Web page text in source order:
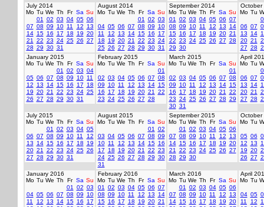
July 2014
Mo Tu We Th Fr Sa Su
01
02 03 04 05 06
07 08 09 10 11 12
13
14 15 16 17 18 19 20
21
22 23 24 25 26 27
28 29 30 31
August 2014
Mo Tu We Th Fr Sa Su
01
02 03
04 05 06 07 08 09
10
11
12 13 14 15 16
17
18
19 20 21 22 23 24
25 26 27 28 29 30 31
September 2014
Mo Tu We Th Fr Sa Su
01
02 03 04 05 06 07
08 09 10 11 12 13
14
15 16 17 18 19 20 21
22 23 24 25 26 27 28
29 30
October
Mo Tu
06 07
13
14
20 21
27 28
January 2015
Mo Tu We Th Fr Sa Su
01
02 03 04
05 06 07 08 09 10 11
12
13 14 15 16 17
18
19 20 21 22 23 24 25
26 27 28 29 30 31
February 2015
Mo Tu We Th Fr Sa Su
01
02 03 04 05 06 07 08
09
10 11 12 13 14 15
16
17 18 19 20 21
22
23 24 25 26 27 28
March 2015
Mo Tu We Th Fr Sa Su
01
02 03 04 05 06 07 08
09
10 11 12 13 14 15
16
17 18 19 20 21
22
23 24 25 26 27 28 29
30 31
April
Mo Tu
06 07
13
14
20 21
27 28
July 2015
Mo Tu We Th Fr Sa Su
01
02 03 04 05
06 07 08 09 10 11
12
13
14 15 16 17 18
19
20 21 22 23 24 25 26
27 28 29 30 31
August 2015
Mo Tu We Th Fr Sa Su
01
02
03 04 05 06 07 08 09
10 11 12 13 14 15 16
17
18 19 20 21 22 23
24 25 26 27 28 29 30
31
September 2015
Mo Tu We Th Fr Sa Su
01
02 03 04 05 06
07 08 09 10 11 12
13
14 15 16 17 18 19 20
21
22 23 24 25 26 27
28 29 30
October
Mo Tu
05 06
12
13
19 20
26 27
January 2016
Mo Tu We Th Fr Sa Su
01
02 03
04 05 06 07 08 09
10
11
12 13 14 15 16
17
February 2016
Mo Tu We Th Fr Sa Su
01
02 03 04 05 06 07
08 09 10 11 12 13
14
15 16 17 18 19 20 21
March 2016
Mo Tu We Th Fr Sa Su
01
02 03 04 05 06
07 08 09 10 11 12
13
14 15 16 17 18 19 20
April
Mo Tu
04 05
11
12